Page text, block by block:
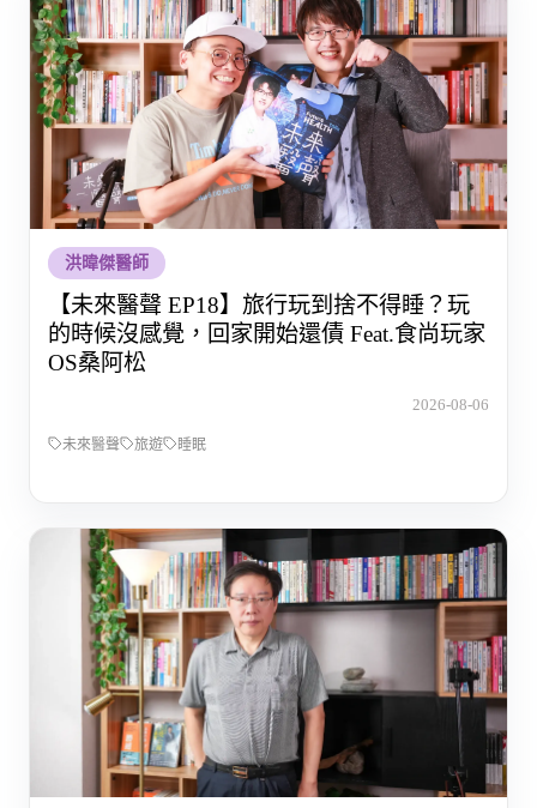
洪暐傑醫師
【未來醫聲 EP18】旅行玩到捨不得睡？玩
的時候沒感覺，回家開始還債 Feat.食尚玩家
OS桑阿松
2026-08-06
未來醫聲 旅遊 睡眠